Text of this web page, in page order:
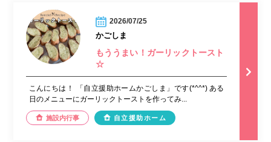
2026/07/25
かごしま
もううまい！ガーリックトースト
☆
こんにちは！ 「自立援助ホームかごしま」です(*^^*) ある
日のメニューにガーリックトーストを作ってみ...
施設内行事 自立援助ホーム